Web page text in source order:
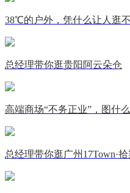
38℃的户外，凭什么让人逛
总经理带你逛贵阳阿云朵仓
高端商场“不务正业”，图什
总经理带你逛广州17Town·